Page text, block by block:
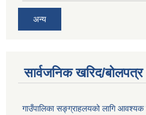
अन्य
सार्वजनिक खरिद/
गाउँपालिका सङ्ग्राहलयको लागि आवश्यक